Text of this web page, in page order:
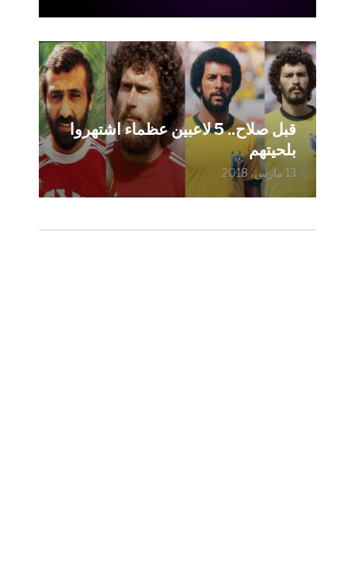
قبل صلاح.. 5 لاعبين عظماء اشتهروا
بلحيتهم
13 مارس، 2018